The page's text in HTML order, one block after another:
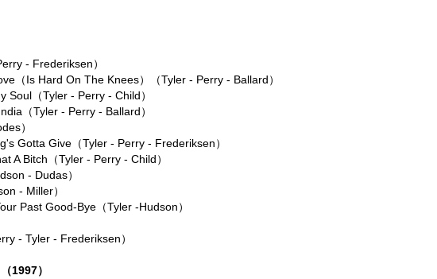
- Frederiksen）
（Is Hard On The Knees）（Tyler - Perry - Ballard）
Soul（Tyler - Perry - Child）
（Tyler - Perry - Ballard）
）
Gotta Give（Tyler - Perry - Frederiksen）
A Bitch（Tyler - Perry - Child）
- Dudas）
- Miller）
Past Good-Bye（Tyler -Hudson）
- Tyler - Frederiksen）
1997）